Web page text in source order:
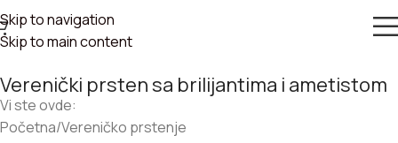
Skip to navigation
Skip to main content
Verenički prsten sa brilijantima i ametistom
Vi ste ovde:
Početna/Vereničko prstenje